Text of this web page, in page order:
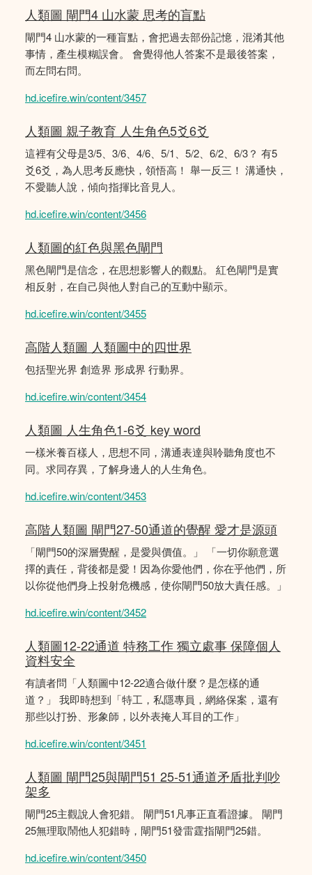
人類圖 閘門4 山水蒙 思考的盲點
閘門4 山水蒙的一種盲點，會把過去部份記憶，混淆其他
事情，產生模糊誤會。 會覺得他人答案不是最後答案，
而左問右問。
hd.icefire.win/content/3457
人類圖 親子教育 人生角色5爻6爻
這裡有父母是3/5、3/6、4/6、5/1、5/2、6/2、6/3？ 有5
爻6爻，為人思考反應快，領悟高！ 舉一反三！ 溝通快，
不愛聽人說，傾向指揮比音見人。
hd.icefire.win/content/3456
人類圖的紅色與黑色閘門
黑色閘門是信念，在思想影響人的觀點。 紅色閘門是實
相反射，在自己與他人對自己的互動中顯示。
hd.icefire.win/content/3455
高階人類圖 人類圖中的四世界
包括聖光界 創造界 形成界 行動界。
hd.icefire.win/content/3454
人類圖 人生角色1-6爻 key word
一樣米養百樣人，思想不同，溝通表達與聆聽角度也不
同。求同存異，了解身邊人的人生角色。
hd.icefire.win/content/3453
高階人類圖 閘門27-50通道的覺醒 愛才是源頭
「閘門50的深層覺醒，是愛與價值。」 「一切你願意選
擇的責任，背後都是愛！因為你愛他們，你在乎他們，所
以你從他們身上投射危機感，使你閘門50放大責任感。」
hd.icefire.win/content/3452
人類圖12-22通道 特務工作 獨立處事 保障個人
資料安全
有讀者問「人類圖中12-22適合做什麼？是怎樣的通
道？」 我即時想到「特工，私隱專員，網絡保案，還有
那些以打扮、形象師，以外表掩人耳目的工作」
hd.icefire.win/content/3451
人類圖 閘門25與閘門51 25-51通道矛盾批判吵
架多
閘門25主觀說人會犯錯。 閘門51凡事正直看證據。 閘門
25無理取鬧他人犯錯時，閘門51發雷霆指閘門25錯。
hd.icefire.win/content/3450